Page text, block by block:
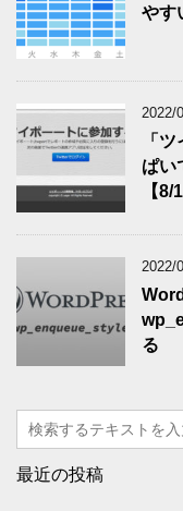
やす
2022/
「
ぱい
【
2022/
る
最近の投稿